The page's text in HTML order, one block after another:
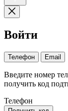
Войти
Телефон Email
Введите номер
получить код
Телефон